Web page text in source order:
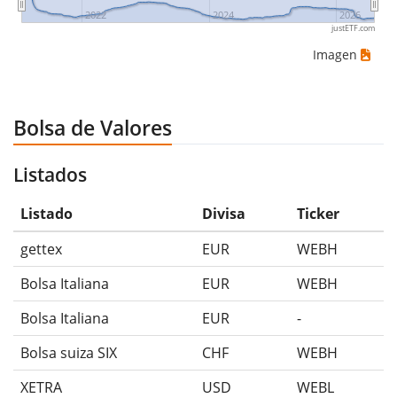
2022 2024 2026
justETF.com
Imagen
Bolsa de Valores
Listados
Listado Divisa
Ticker
gettex
EUR
WEBH
Bolsa Italiana
EUR
WEBH
Bolsa Italiana
EUR
-
Bolsa suiza SIX
CHF
WEBH
XETRA
USD
WEBL